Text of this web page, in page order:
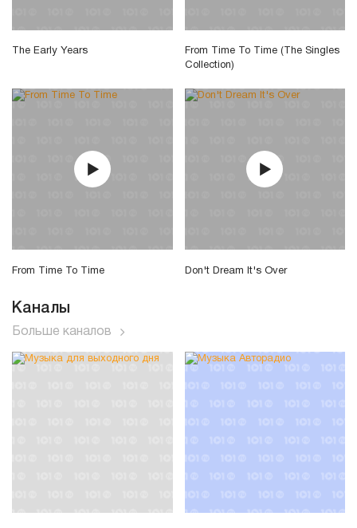
The Early Years
From Time To Time (The Singles
Collection)
From Time To Time Don't Dream It's Over
Каналы
Больше каналов